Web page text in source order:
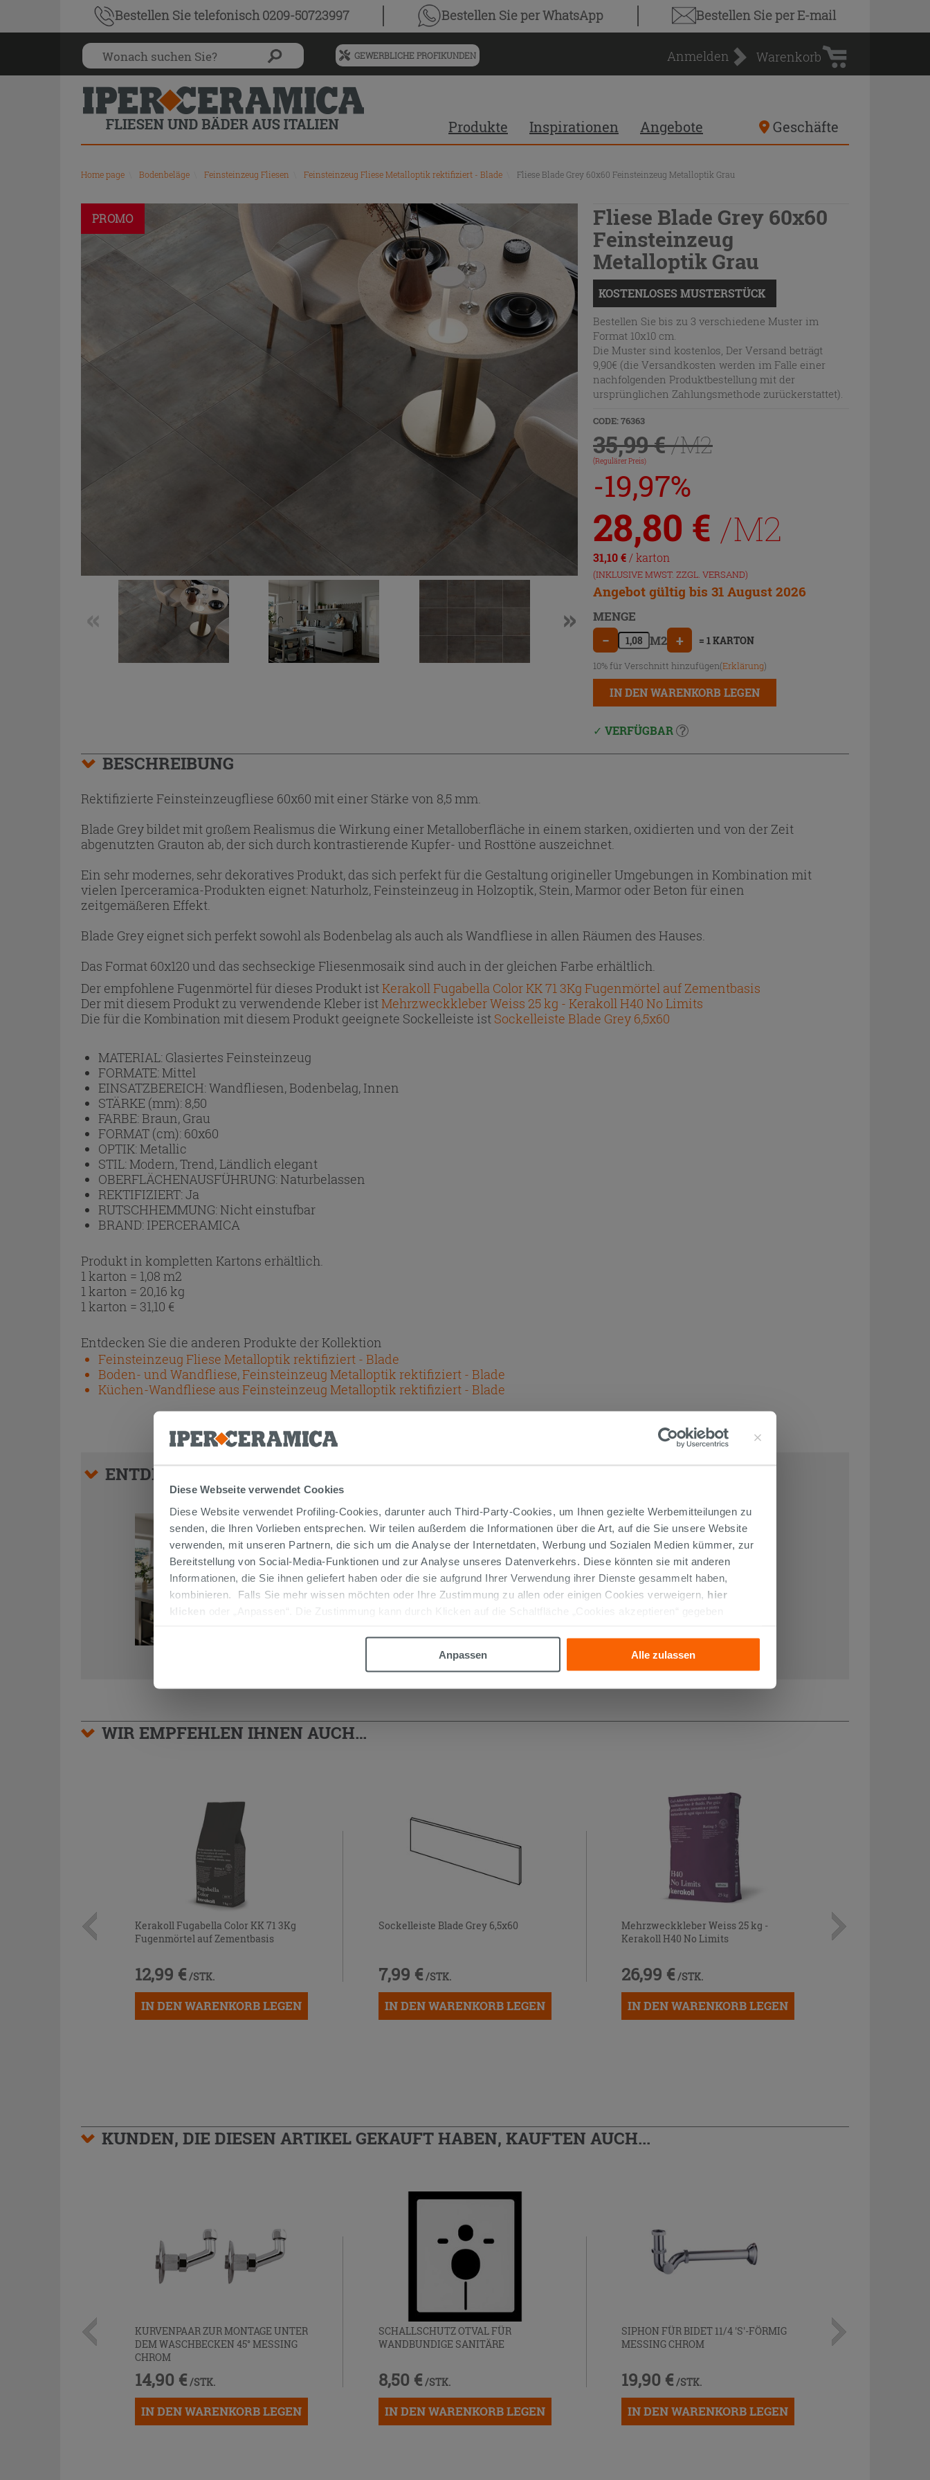
Diese Webseite verwendet Cookies
Diese Website verwendet Profiling-Cookies, darunter auch Third-Party-Cookies, um Ihnen gezielte Werbemitteilungen zu
senden, die Ihren Vorlieben entsprechen. Wir teilen außerdem die Informationen über die Art, auf die Sie unsere Website
verwenden, mit unseren Partnern, die sich um die Analyse der Internetdaten, Werbung und Sozialen Medien kümmer, zur
Bereitstellung von Social-Media-Funktionen und zur Analyse unseres Datenverkehrs. Diese könnten sie mit anderen
Informationen, die Sie ihnen geliefert haben oder die sie aufgrund Ihrer Verwendung ihrer Dienste gesammelt haben,
kombinieren. Falls Sie mehr wissen möchten oder Ihre Zustimmung zu allen oder einigen Cookies verweigern, hier
klicken
oder „Anpassen“. Die Zustimmung kann durch Klicken auf die Schaltfläche „Cookies akzeptieren“ gegeben
Anpassen
Alle zulassen
Bestellen Sietelefonisch 0209-50723997 Bestellen Sieper WhatsApp Bestellen Sieper E-mail
Menü
für
vorgeschlagenen
Siteinhalt
und
Suchprotokoll
GEWERBLICHE PROFIKUNDEN Anmelden
Warenkorb
Warenkorb
Produkte Inspirationen Angebote Geschäfte
Home page Bodenbeläge Feinsteinzeug Fliesen Feinsteinzeug Fliese Metalloptik rektifiziert - Blade Fliese Blade Grey 60x60 Feinsteinzeug Metalloptik Grau
PROMO
Fliese Blade Grey 60x60
Feinsteinzeug
Metalloptik Grau
KOSTENLOSES MUSTERSTÜCK
Bestellen Sie bis zu 3 verschiedene Muster im
Format 10x10 cm.
Die Muster sind kostenlos, Der Versand beträgt
9,90€ (die Versandkosten werden im Falle einer
nachfolgenden Produktbestellung mit der
ursprünglichen Zahlungsmethode zurückerstattet).
CODE: 76363
35,99 €/M2
(Regulärer Preis)
-19,97%
28,80 € /M2
31,10€ / karton
(INKLUSIVE MWST. ZZGL. VERSAND)
Angebot gültig bis 31 August 2026
MENGE
− M2 + = 1 KARTON
10% für Verschnitt hinzufügen(Erklärung)
IN DEN WARENKORB LEGEN
VERFÜGBAR
BESCHREIBUNG
Rektifizierte Feinsteinzeugfliese 60x60 mit einer Stärke von 8,5 mm.
Blade Grey bildet mit großem Realismus die Wirkung einer Metalloberfläche in einem starken, oxidierten und von der Zeit
abgenutzten Grauton ab, der sich durch kontrastierende Kupfer- und Rosttöne auszeichnet.
Ein sehr modernes, sehr dekoratives Produkt, das sich perfekt für die Gestaltung origineller Umgebungen in Kombination mit
vielen Iperceramica-Produkten eignet: Naturholz, Feinsteinzeug in Holzoptik, Stein, Marmor oder Beton für einen
zeitgemäßeren Effekt.
Blade Grey eignet sich perfekt sowohl als Bodenbelag als auch als Wandfliese in allen Räumen des Hauses.
Das Format 60x120 und das sechseckige Fliesenmosaik sind auch in der gleichen Farbe erhältlich.
Der empfohlene Fugenmörtel für dieses Produkt istKerakoll Fugabella Color KK 71 3Kg Fugenmörtel auf Zementbasis
Der mit diesem Produkt zu verwendende Kleber istMehrzweckkleber Weiss 25 kg - Kerakoll H40 No Limits
Die für die Kombination mit diesem Produkt geeignete Sockelleiste ist Sockelleiste Blade Grey 6,5x60
MATERIAL: Glasiertes Feinsteinzeug
FORMATE:Mittel
EINSATZBEREICH:Wandfliesen, Bodenbelag, Innen
STÄRKE (mm): 8,50
FARBE:Braun, Grau
FORMAT (cm): 60x60
OPTIK:Metallic
STIL:Modern, Trend, Ländlich elegant
OBERFLÄCHENAUSFÜHRUNG:Naturbelassen
REKTIFIZIERT:Ja
RUTSCHHEMMUNG:Nicht einstufbar
BRAND: IPERCERAMICA
Produkt in kompletten Kartons erhältlich.
1 karton = 1,08 m2
1 karton = 20,16 kg
1 karton = 31,10 €
Entdecken Sie die anderen Produkte der Kollektion
Feinsteinzeug Fliese Metalloptik rektifiziert - Blade
Boden- und Wandfliese, Feinsteinzeug Metalloptik rektifiziert - Blade
Küchen-Wandfliese aus Feinsteinzeug Metalloptik rektifiziert - Blade
ENTDECKEN SIE ALLE UNSERE PRODUKTE, DIE HIER ABGEBILDET SIND
WIR EMPFEHLEN IHNEN AUCH…
Kerakoll Fugabella Color KK 71 3Kg
Fugenmörtel auf Zementbasis
12,99 € /STK.
IN DEN WARENKORB LEGEN
Sockelleiste Blade Grey 6,5x60
7,99 € /STK.
IN DEN WARENKORB LEGEN
Mehrzweckkleber Weiss 25 kg -
Kerakoll H40 No Limits
26,99 € /STK.
IN DEN WARENKORB LEGEN
KUNDEN, DIE DIESEN ARTIKEL GEKAUFT HABEN, KAUFTEN AUCH...
KURVENPAAR ZUR MONTAGE UNTER
DEM WASCHBECKEN 45° MESSING
CHROM
14,90 € /STK.
IN DEN WARENKORB LEGEN
SCHALLSCHUTZ OTVAL FÜR
WANDBUNDIGE SANITÄRE
8,50 € /STK.
IN DEN WARENKORB LEGEN
SIPHON FÜR BIDET 11/4 'S'-FÖRMIG
MESSING CHROM
19,90 € /STK.
IN DEN WARENKORB LEGEN